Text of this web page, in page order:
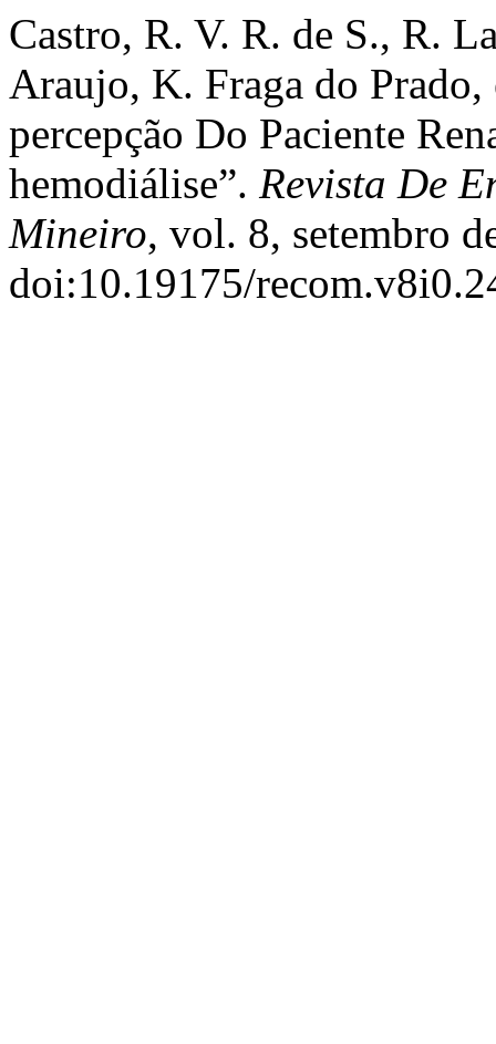
Castro, R. V. R. de S., R.
Araujo, K. Fraga do Prado,
percepção Do Paciente
hemodiálise”. Revista De
Mineiro, vol. 8, setembro
doi:10.19175/